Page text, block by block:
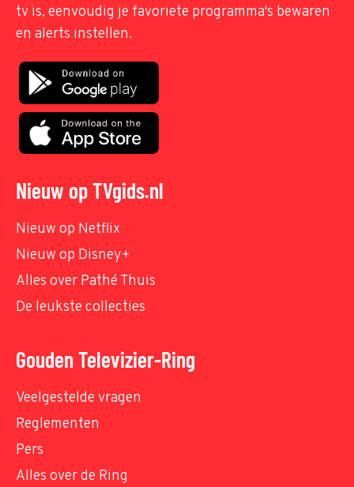
tv is, eenvoudig je favoriete programma's bewaren
en alerts instellen.
Nieuw op TVgids.nl
Nieuw op Netflix
Nieuw op Disney+
Alles over Pathé Thuis
De leukste collecties
Gouden Televizier-Ring
Veelgestelde vragen
Reglementen
Pers
Alles over de Ring